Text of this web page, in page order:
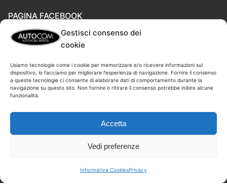
Gestisci consenso dei
cookie
Usiamo tecnologie come i cookie per memorizzare e/o ricevere informazioni sul
dispositivo, lo facciamo per migliorare l'esperienza di navigazione. Fornire il consenso
a queste tecnologie ci consente di elaborare dati di comportamento durante la
navigazione su questo sito. Non fornire o ritirare il consenso potrebbe inibire alcune
funzionalità.
Accetta
Vedi preferenze
Informativa CookiesPrivacy
PAGINA FACEBOOK
abilitare questo contenuto